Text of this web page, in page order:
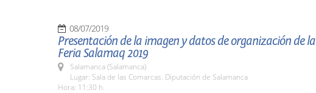
08/07/2019
Presentación de la imagen y datos de organización de la
Feria Salamaq 2019
Salamanca (Salamanca)
Lugar: Sala de las Comarcas. Diputación de Salamanca
Hora: 11:30 h.